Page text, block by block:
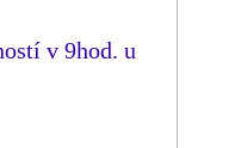
v 9hod. u